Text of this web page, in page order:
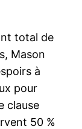
total de
Mason
à
pour
clause
50 %